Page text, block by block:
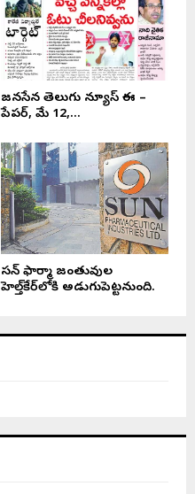
జనసేన తెలుగు న్యూస్ ఈ –
పేపర్, మే 12,...
సన్ ఫార్మా జంతువుల
హెల్త్‌కేర్‌లోకి అడుగుపెట్టనుంది.